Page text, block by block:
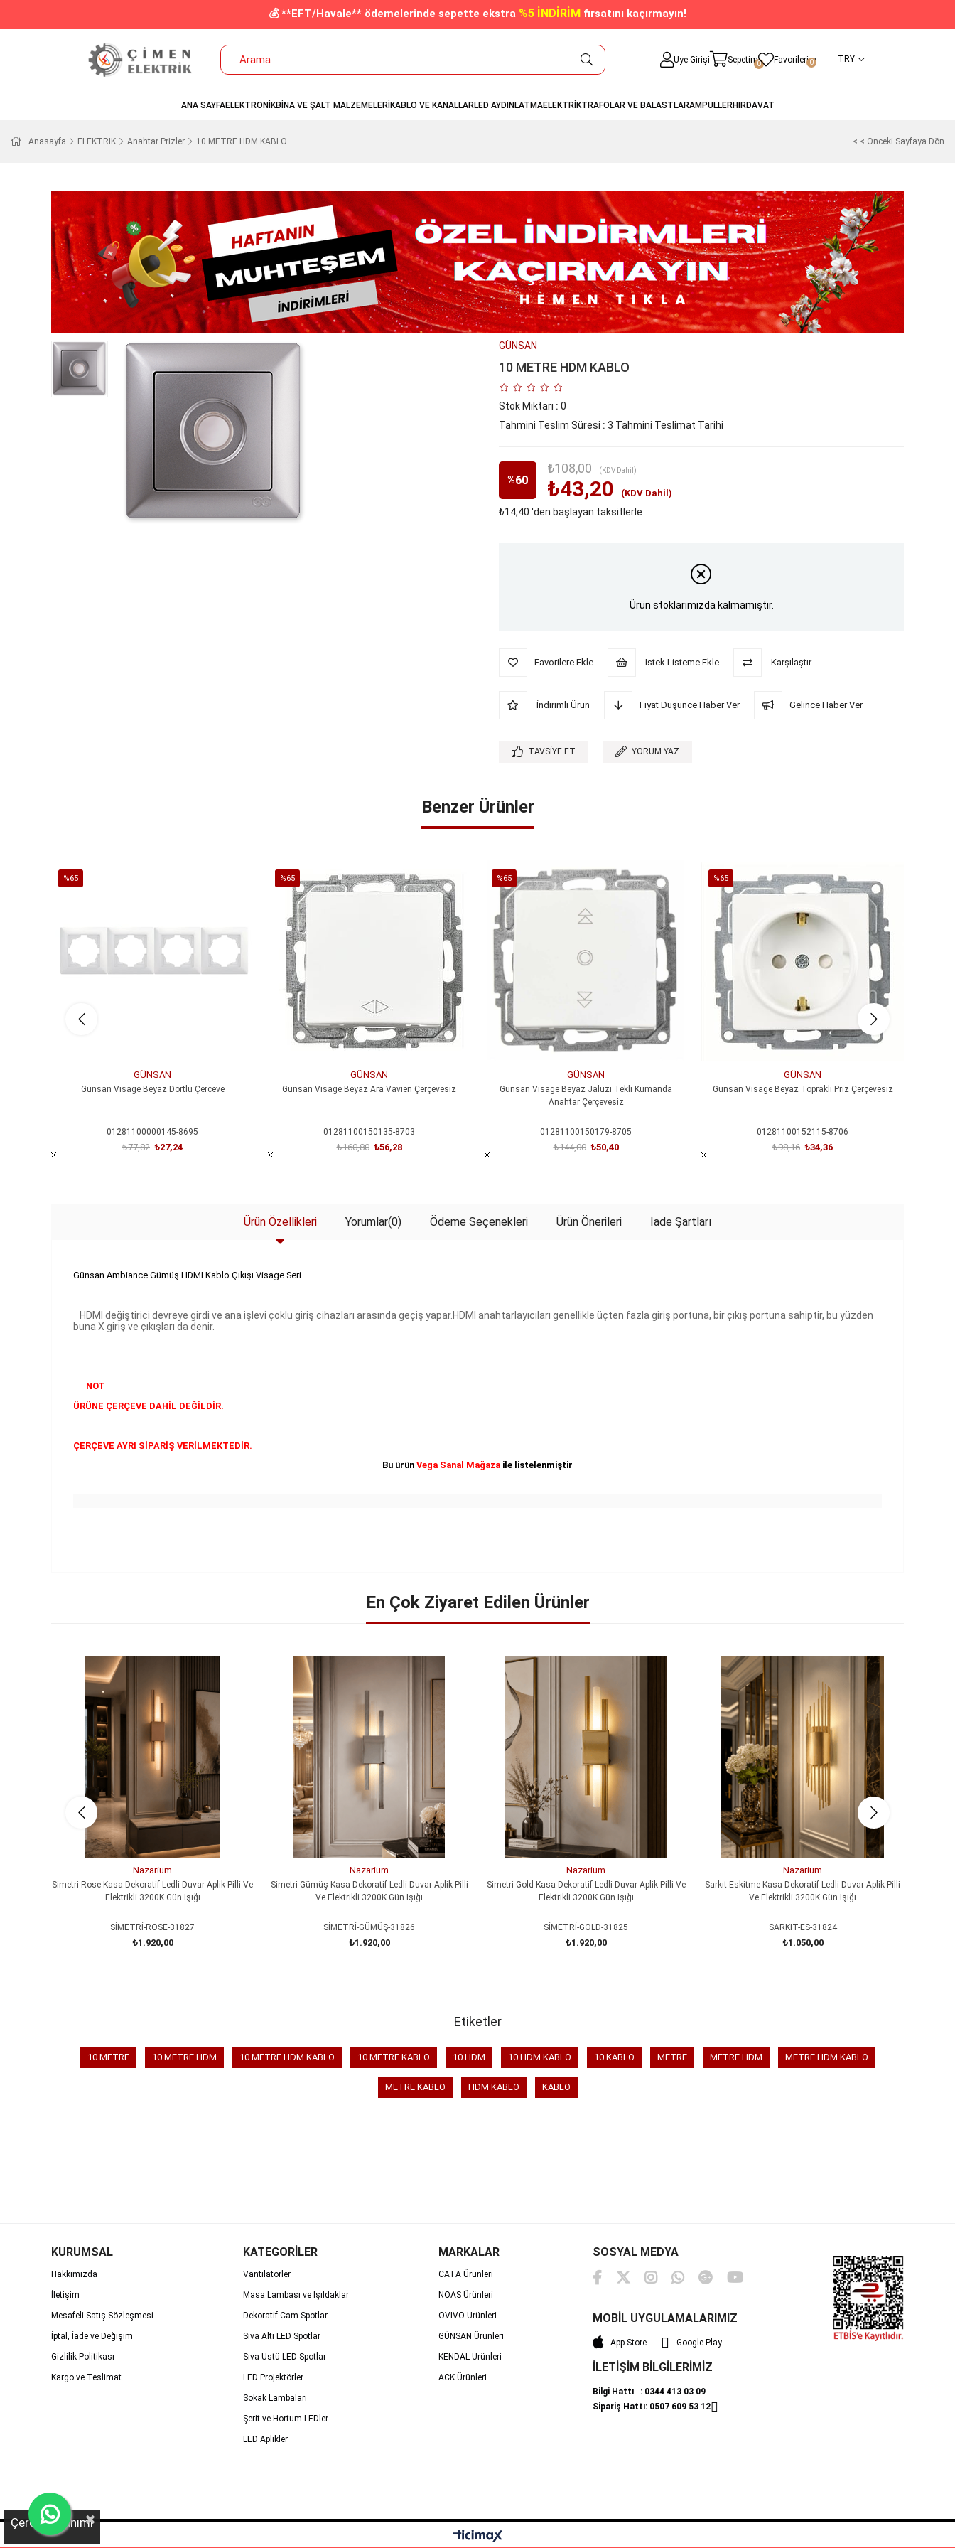
💰 **EFT/Havale** ödemelerinde sepette ekstra %5 İNDİRİM fırsatını kaçırmayın!
Üye Girişi Sepetim0 Favorilerim
0 TRY
ANA SAYFAELEKTRONİKBİNA VE ŞALT MALZEMELERİKABLO VE KANALLARLED AYDINLATMAELEKTRİKTRAFOLAR VE BALASTLARAMPULLERHIRDAVAT
Anasayfa ELEKTRİK Anahtar Prizler 10 METRE HDM KABLO < < Önceki Sayfaya Dön
GÜNSAN
10 METRE HDM KABLO
Stok Miktarı : 0
Tahmini Teslim Süresi : 3 Tahmini Teslimat Tarihi
%60
İndirim
₺108,00 (KDV Dahil)
₺43,20 (KDV Dahil)
₺14,40 'den başlayan taksitlerle
Ürün stoklarımızda kalmamıştır.
Favorilere Ekle İstek Listeme Ekle Karşılaştır
İndirimli Ürün Fiyat Düşünce Haber Ver Gelince Haber Ver
TAVSIYE ET YORUM YAZ
Benzer Ürünler
%65
GÜNSAN
Günsan Visage Beyaz Dörtlü Çerceve
01281100000145-8695
₺27,24
₺77,82
%65
İndirim
%65İndirim
GÜNSAN
Günsan Visage Beyaz Ara Vavien Çerçevesiz
01281100150135-8703
₺56,28
₺160,80
%65
İndirim
%65İndirim
GÜNSAN
Günsan Visage Beyaz Jaluzi Tekli Kumanda
Anahtar Çerçevesiz
01281100150179-8705
₺50,40
₺144,00
%65
İndirim
%65İndirim
GÜNSAN
Günsan Visage Beyaz Topraklı Priz Çerçevesiz
01281100152115-8706
₺34,36
₺98,16
Ürün Özellikleri Yorumlar(0) Ödeme Seçenekleri Ürün Önerileri İade Şartları
Günsan Ambiance Gümüş HDMI Kablo Çıkışı Visage Seri
HDMI değiştirici devreye girdi ve ana işlevi çoklu giriş cihazları arasında geçiş yapar. HDMI anahtarlayıcıları genellikle üçten fazla giriş portuna, bir çıkış portuna sahiptir, bu yüzden
buna X giriş ve çıkışları da denir.
NOT
ÜRÜNE ÇERÇEVE DAHİL DEĞİLDİR.
ÇERÇEVE AYRI SİPARİŞ VERİLMEKTEDİR.
Bu ürün Vega Sanal Mağaza ile listelenmiştir
En Çok Ziyaret Edilen Ürünler
Nazarium
Simetri Rose Kasa Dekoratif Ledli Duvar Aplik Pilli Ve
Elektrikli 3200K Gün Işığı
SİMETRİ-ROSE-31827
₺1.920,00
Nazarium
Simetri Gümüş Kasa Dekoratif Ledli Duvar Aplik Pilli
Ve Elektrikli 3200K Gün Işığı
SİMETRİ-GÜMÜŞ-31826
₺1.920,00
Nazarium
Simetri Gold Kasa Dekoratif Ledli Duvar Aplik Pilli Ve
Elektrikli 3200K Gün Işığı
SİMETRİ-GOLD-31825
₺1.920,00
Nazarium
Sarkıt Eskitme Kasa Dekoratif Ledli Duvar Aplik Pilli
Ve Elektrikli 3200K Gün Işığı
SARKIT-ES-31824
₺1.050,00
Etiketler
10 METRE 10 METRE HDM 10 METRE HDM KABLO 10 METRE KABLO 10 HDM 10 HDM KABLO 10 KABLO METRE METRE HDM METRE HDM KABLO
METRE KABLO HDM KABLO KABLO
KURUMSAL
Hakkımızda
İletişim
Mesafeli Satış Sözleşmesi
İptal, İade ve Değişim
Gizlilik Politikası
Kargo ve Teslimat
KATEGORİLER
Vantilatörler
Masa Lambası ve Işıldaklar
Dekoratif Cam Spotlar
Sıva Altı LED Spotlar
Sıva Üstü LED Spotlar
LED Projektörler
Sokak Lambaları
Şerit ve Hortum LEDler
LED Aplikler
MARKALAR
CATA Ürünleri
NOAS Ürünleri
OVİVO Ürünleri
GÜNSAN Ürünleri
KENDAL Ürünleri
ACK Ürünleri
SOSYAL MEDYA
MOBİL UYGULAMALARIMIZ
App Store Google Play
İLETİŞİM BİLGİLERİMİZ
Bilgi Hattı : 0344 413 03 09
Sipariş Hattı: 0507 609 53 12
Çerez Kullanımı